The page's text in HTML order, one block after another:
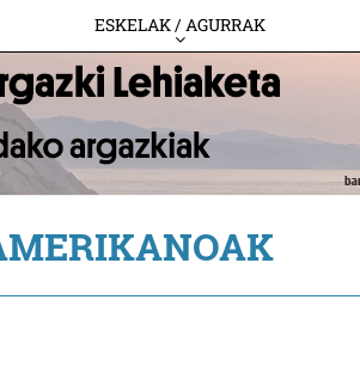
ESKELAK / AGURRAK